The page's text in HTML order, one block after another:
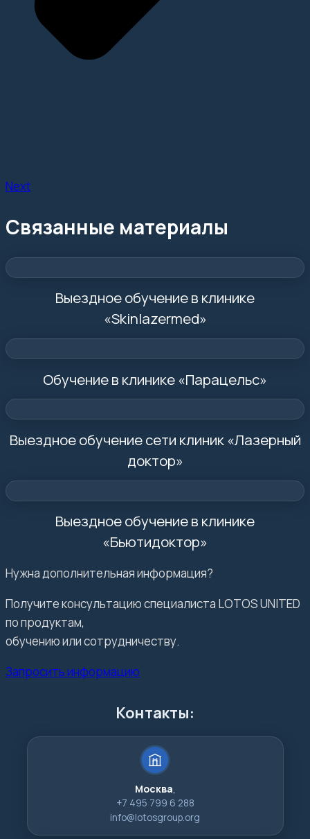
Next
Связанные материалы
Выездное обучение в клинике
«Skinlazermed»
Обучение в клинике «Парацельс»
Выездное обучение сети клиник «Лазерный
доктор»
Выездное обучение в клинике
«Бьютидоктор»
Нужна дополнительная информация?
Получите консультацию специалиста LOTOS UNITED
по продуктам,
обучению или сотрудничеству.
Запросить информацию
Контакты:
Москва,
+7 495 799 6 288
info@lotosgroup.org